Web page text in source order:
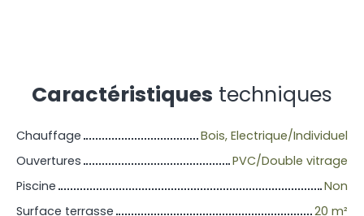
Caractéristiques techniques
Chauffage
Bois, Electrique/Individuel
Ouvertures
PVC/Double vitrage
Piscine
Non
Surface terrasse
20 m²